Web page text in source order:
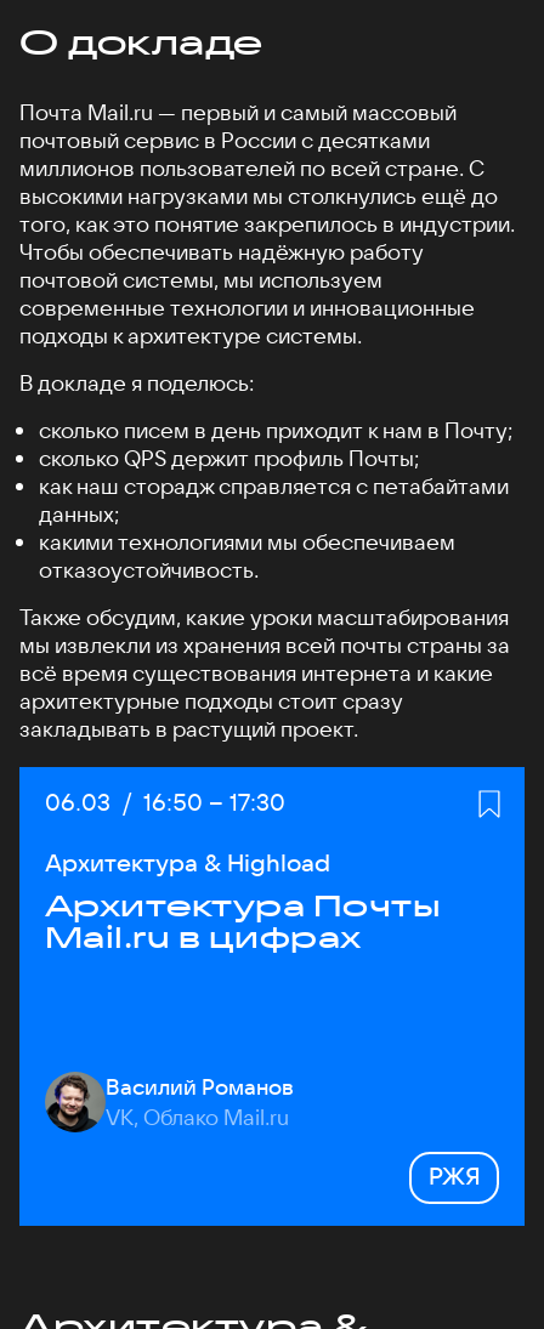
О докладе
Почта Mail.ru — первый и самый массовый
почтовый сервис в России с десятками
миллионов пользователей по всей стране. С
высокими нагрузками мы столкнулись ещё до
того, как это понятие закрепилось в индустрии.
Чтобы обеспечивать надёжную работу
почтовой системы, мы используем
современные технологии и инновационные
подходы к архитектуре системы.
В докладе я поделюсь:
сколько писем в день приходит к нам в Почту;
сколько QPS держит профиль Почты;
как наш сторадж справляется с петабайтами
данных;
какими технологиями мы обеспечиваем
отказоустойчивость.
Также обсудим, какие уроки масштабирования
мы извлекли из хранения всей почты страны за
всё время существования интернета и какие
архитектурные подходы стоит сразу
закладывать в растущий проект.
Дата:
06.03 / Начало:
16:50 – Конец:
17:30
Архитектура & Highload
Архитектура Почты
Mail.ru в цифрах
Василий Романов
VK, Облако Mail.ru
РЖЯ